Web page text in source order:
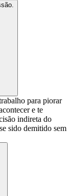
para piorar
e te
indireta do
sido demitido sem